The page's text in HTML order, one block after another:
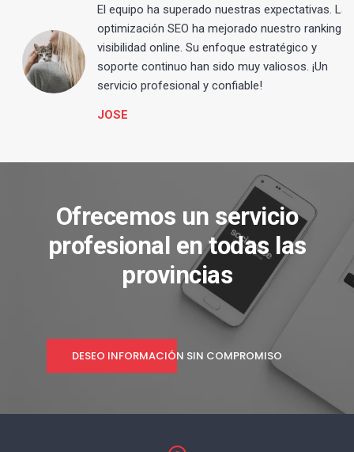
El equipo ha superado nuestras expectativas. La
optimización SEO ha mejorado nuestro ranking y
visibilidad online. Su enfoque estratégico y
soporte continuo han sido muy valiosos. ¡Un
servicio profesional y confiable!
JOSE
Ofrecemos un servicio
profesional en todas las
provincias
DESEO INFORMACIÓN SIN COMPROMISO